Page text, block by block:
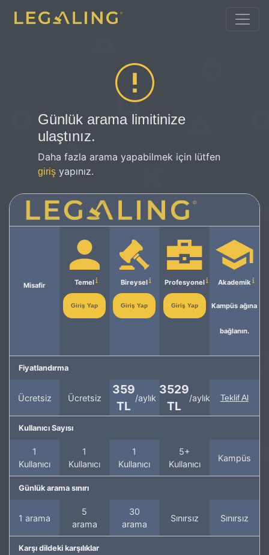
Günlük arama limitinize
ulaştınız.
Daha fazla arama yapabilmek için lütfen
giriş yapınız.
Misafir Temel
Giriş Yap
Bireysel
Giriş Yap
Profesyonel
Giriş Yap
Akademik
Kampüs ağına
bağlanın.
Fiyatlandırma
Ücretsiz Ücretsiz
359
TL
/aylık
3529
TL
/aylık Teklif Al
Kullanıcı Sayısı
1
Kullanıcı
1
Kullanıcı
1
Kullanıcı
5+
Kullanıcı
Kampüs
Günlük arama sınırı
1 arama
5
arama
30
arama
Sınırsız Sınırsız
Karşı dildeki karşılıklar